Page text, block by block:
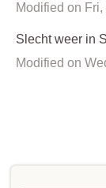
Modified on Fri,
Slecht weer in
Modified on